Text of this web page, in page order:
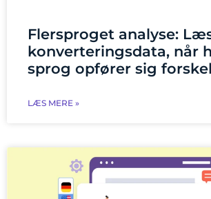
Flersproget analyse:
konverteringsdata, når
sprog opfører sig
LÆS MERE »